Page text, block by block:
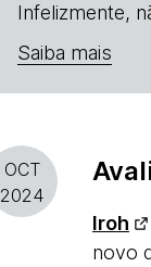
Infelizmente,
Saiba mais
OCT
2024
Iroh
novo